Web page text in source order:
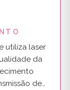
utiliza laser
da
de…